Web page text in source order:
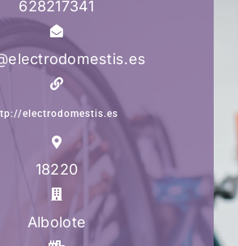
628217341
electrodomestis.es
18220
Albolote